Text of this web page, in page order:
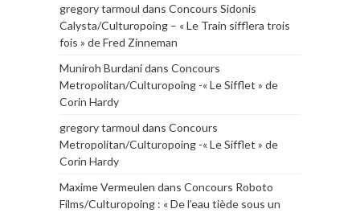
gregory tarmoul dans Concours Sidonis
Calysta/Culturopoing – « Le Train sifflera trois
fois » de Fred Zinneman
Muniroh Burdanidans Concours
Metropolitan/Culturopoing -« Le Sifflet » de
Corin Hardy
gregory tarmoul dans Concours
Metropolitan/Culturopoing -« Le Sifflet » de
Corin Hardy
Maxime Vermeulen dans Concours Roboto
Films/Culturopoing : « De l’eau tiède sous un